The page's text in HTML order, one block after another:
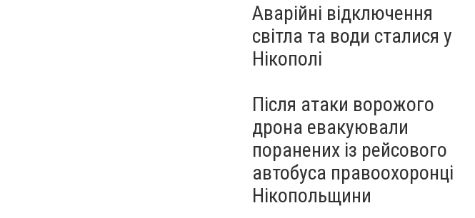
Аварійні відключення
світла та води сталися у
Нікополі
Після атаки ворожого
дрона евакуювали
поранених із рейсового
автобуса правоохоронці
Нікопольщини